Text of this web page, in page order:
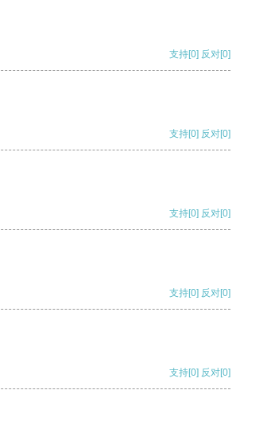
支持[0] 反对[0]
支持[0] 反对[0]
支持[0] 反对[0]
支持[0] 反对[0]
支持[0] 反对[0]